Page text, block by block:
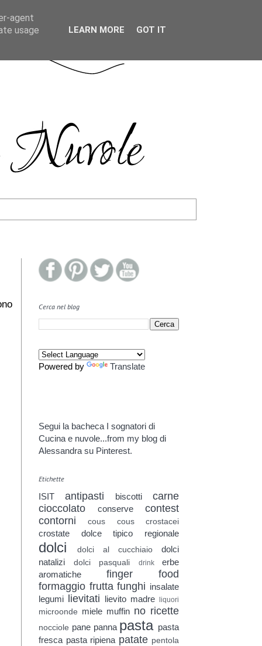
Cerca nel blog
Powered by Translate
Segui la bacheca I sognatori di
Cucina e nuvole...from my blog di
Alessandra su Pinterest.
Etichette
ISIT antipasti biscotti
carne
cioccolato
conserve
contest
contorni
cous cous crostacei
crostate dolce tipico regionale
dolci dolci al cucchiaio
dolci
natalizi
dolci pasquali drink
erbe
aromatiche
finger food
formaggio frutta funghi insalate
legumi lievitati lievito madre liquori
microonde miele muffin no ricette
nocciole pane panna pasta pasta
fresca pasta ripiena patate pentola
agent
usage
LEARN MORE GOT IT